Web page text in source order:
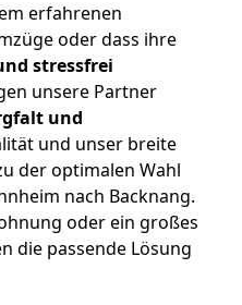
erfahrenen
oder dass ihre
stressfrei
unsere Partner
und
und unser breite
der optimalen Wahl
nach Backnang.
oder ein großes
die passende Lösung